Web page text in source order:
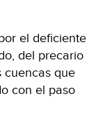
el deficiente
del precario
cuencas que
con el paso